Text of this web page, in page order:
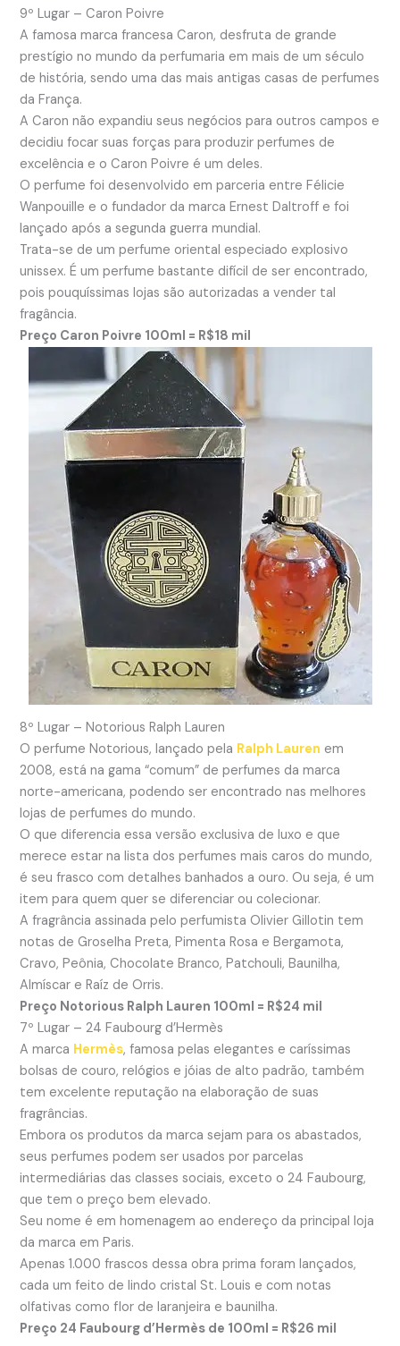
9º Lugar – Caron Poivre
A famosa marca francesa Caron, desfruta de grande
prestígio no mundo da perfumaria em mais de um século
de história, sendo uma das mais antigas casas de perfumes
da França.
A Caron não expandiu seus negócios para outros campos e
decidiu focar suas forças para produzir perfumes de
excelência e o Caron Poivre é um deles.
O perfume foi desenvolvido em parceria entre Félicie
Wanpouille e o fundador da marca Ernest Daltroff e foi
lançado após a segunda guerra mundial.
Trata-se de um perfume oriental especiado explosivo
unissex. É um perfume bastante difícil de ser encontrado,
pois pouquíssimas lojas são autorizadas a vender tal
fragância.
Preço Caron Poivre 100ml = R$18 mil
8º Lugar – Notorious Ralph Lauren
O perfume Notorious, lançado pela Ralph Lauren em
2008, está na gama “comum” de perfumes da marca
norte-americana, podendo ser encontrado nas melhores
lojas de perfumes do mundo.
O que diferencia essa versão exclusiva de luxo e que
merece estar na lista dos perfumes mais caros do mundo,
é seu frasco com detalhes banhados a ouro. Ou seja, é um
item para quem quer se diferenciar ou colecionar.
A fragrância assinada pelo perfumista Olivier Gillotin tem
notas de Groselha Preta, Pimenta Rosa e Bergamota,
Cravo, Peônia, Chocolate Branco, Patchouli, Baunilha,
Almíscar e Raíz de Orris.
Preço Notorious Ralph Lauren 100ml = R$24 mil
7º Lugar – 24 Faubourg d’Hermès
A marca Hermès, famosa pelas elegantes e caríssimas
bolsas de couro, relógios e jóias de alto padrão, também
tem excelente reputação na elaboração de suas
fragrâncias.
Embora os produtos da marca sejam para os abastados,
seus perfumes podem ser usados por parcelas
intermediárias das classes sociais, exceto o 24 Faubourg,
que tem o preço bem elevado.
Seu nome é em homenagem ao endereço da principal loja
da marca em Paris.
Apenas 1.000 frascos dessa obra prima foram lançados,
cada um feito de lindo cristal St. Louis e com notas
olfativas como flor de laranjeira e baunilha.
Preço 24 Faubourg d’Hermès de 100ml = R$26 mil